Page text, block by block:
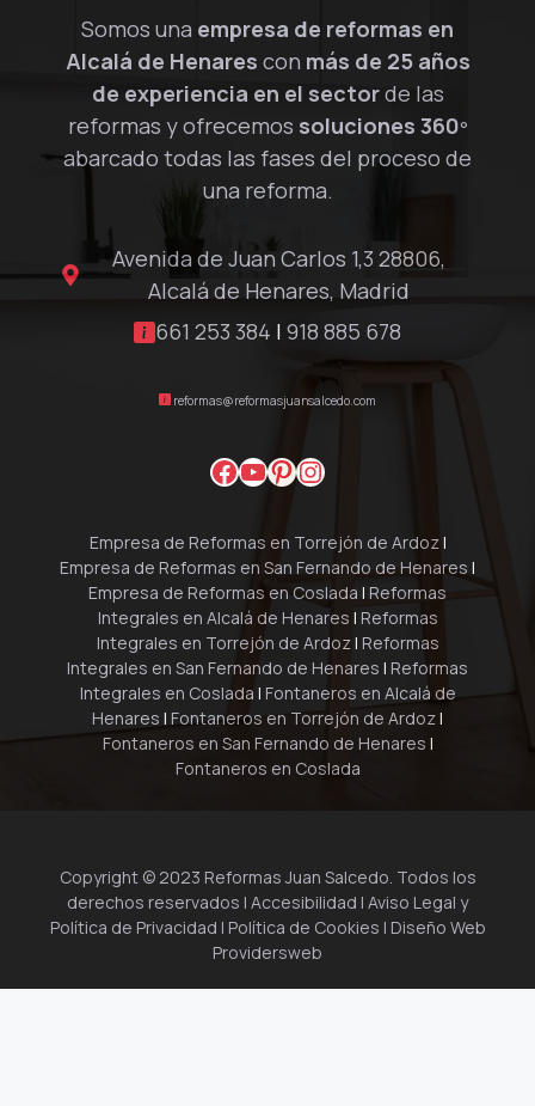
Somos una empresa de reformas en
Alcalá de Henares con más de 25 años
de experiencia en el sectorde las
reformas y ofrecemos soluciones 360º
abarcado todas las fases del proceso de
una reforma.
Avenida de Juan Carlos 1,3 28806,
Alcalá de Henares, Madrid
661 253 384 | 918 885 678
reformas@reformasjuansalcedo.com
Facebook
YouTube
Pinterest
Instagram
Empresa de Reformas en Torrejón de Ardoz|
Empresa de Reformas en San Fernando de Henares |
Empresa de Reformas en Coslada | Reformas
Integrales en Alcalá de Henares | Reformas
Integrales en Torrejón de Ardoz| Reformas
Integrales en San Fernando de Henares | Reformas
Integrales en Coslada | Fontaneros en Alcalá de
Henares | Fontaneros en Torrejón de Ardoz|
Fontaneros en San Fernando de Henares |
Fontaneros en Coslada
Copyright © 2023 Reformas Juan Salcedo. Todos los
derechos reservados | Accesibilidad | Aviso Legal y
Política de Privacidad | Política de Cookies | Diseño Web
Providersweb